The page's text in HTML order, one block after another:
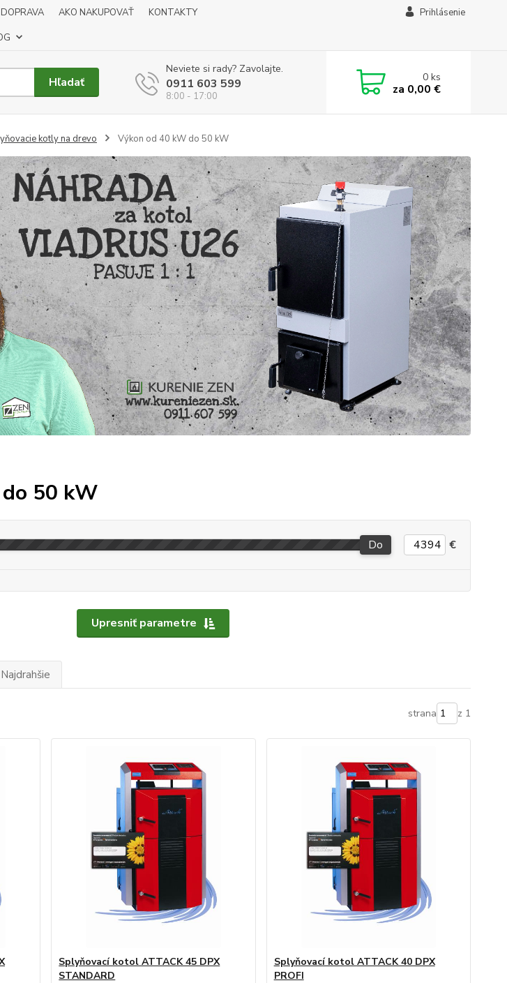
DOPRAVA AKO NAKUPOVAŤ
KONTAKTY
Prihlásenie
Hľadať
Neviete si rady? Zavolajte.
0911 603 599
8:00 - 17:00
0ks
za 0,00 €
kotly na drevo Výkon od 40 kW do 50 kW
50 kW
Upresniť parametre
Do €
Najdrahšie
strana z 1
Splyňovací kotol ATTACK 45 DPX
STANDARD
Splyňovací kotol ATTACK 40 DPX
PROFI